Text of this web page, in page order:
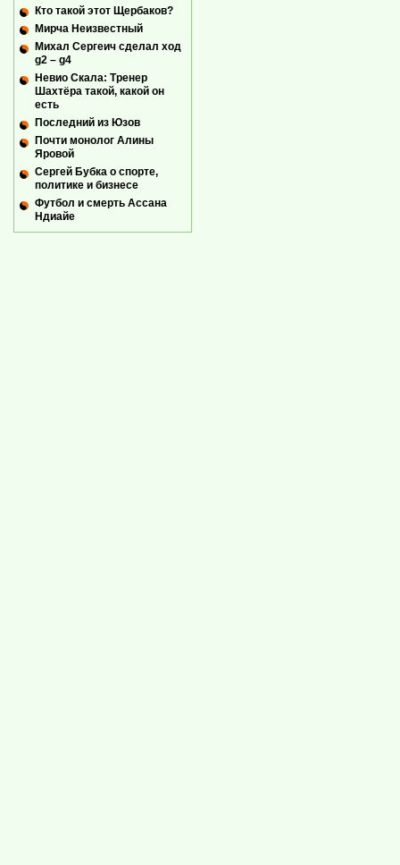
Кто такой этот Щербаков?
Мирча Неизвестный
Михал Сергеич сделал ход
g2 – g4
Невио Скала: Тренер
Шахтёра такой, какой он
есть
Последний из Юзов
Почти монолог Алины
Яровой
Сергей Бубка о спорте,
политике и бизнесе
Футбол и смерть Ассана
Ндиайе